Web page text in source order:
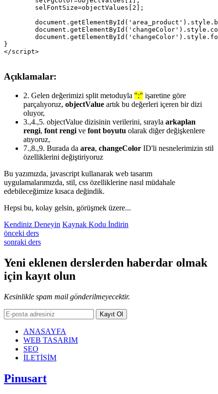
}
Açıklamalar:
2. Gelen değerimizi split metoduyla ":" işaretine göre
parçalıyoruz, objectValue artık bu değerleri içeren bir dizi
oluyor,
3.,4.,5. objectValue dizisinin verilerini, sırayla arkaplan
rengi, font rengi ve font boyutu olarak diğer değişkenlere
atıyoruz,
7.,8.,9. Burada da area, changeColor ID'li nesnelerimizin stil
özelliklerini değiştiriyoruz
Bu yazımızda, javascript kullanarak web tasarım
uygulamalarımızda, stil, css özelliklerine nasıl müdahale
edebileceğimize kısaca değindik.
Hepsi bu, kolay gelsin, görüşmek üzere...
Kendiniz Deneyin Kaynak Kodu İndirin
önceki ders
sonraki ders
Yeni eklenen derslerden haberdar olmak
için kayıt olun
Kesinlikle spam mail gönderilmeyecektir.
Kayıt Ol
ANASAYFA
WEB TASARIM
SEO
İLETİSİM
Pinusart